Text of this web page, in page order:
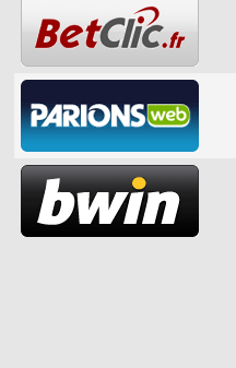
HISTORIQUE
COUPE DES